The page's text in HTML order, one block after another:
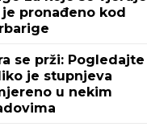
je pronađeno kod
se prži: Pogledajte
je stupnjeva
u nekim